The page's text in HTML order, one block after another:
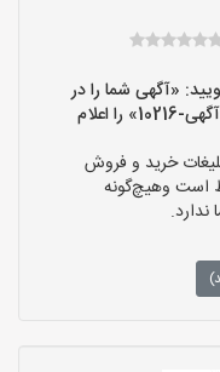
«آگهی شما را در
سایت «مداربسته یاب» دیده ام و کد «آگهی-10216» را اعلام
خرید و فروش
است وهیچ‌گونه